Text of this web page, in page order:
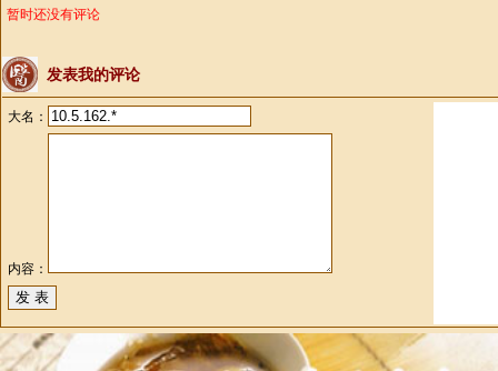
暂时还没有评论
发表我的评论
大名：
内容：